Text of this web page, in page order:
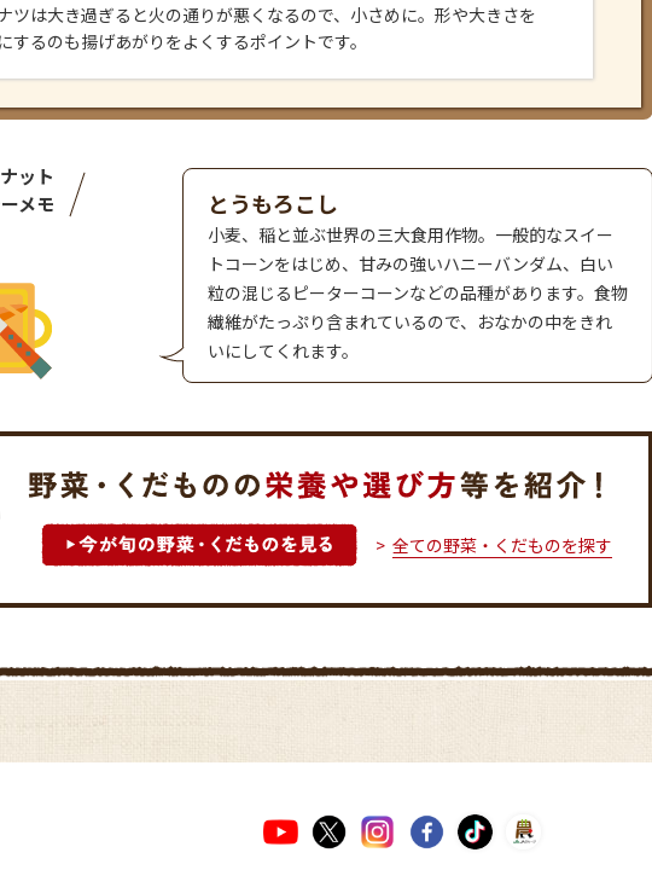
ツは大き過ぎると火の通りが悪くなるので、小さめに。形や大きさを
するのも揚げあがりをよくするポイントです。
ット
メモ
とうもろこし
小麦、稲と並ぶ世界の三大食用作物。一般的なスイー
トコーンをはじめ、甘みの強いハニーバンダム、白い
粒の混じるピーターコーンなどの品種があります。食物
繊維がたっぷり含まれているので、おなかの中をきれ
いにしてくれます。
全ての野菜・くだものを探す